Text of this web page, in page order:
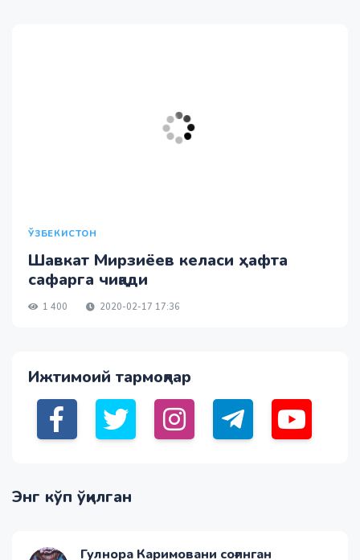
ЎЗБЕКИСТОН
Шавкат Мирзиёев келаси ҳафта
сафарга чиқади
1 400 2020-02-17 17:36
Ижтимоий тармоқлар
Энг кўп ўқилган
Гулнора Каримовани соғинган